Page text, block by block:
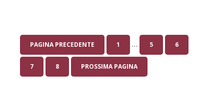
PAGINA PRECEDENTE
VAI
ALLA
PAGINA
1
Pagine
interim
omesse
…
VAI
ALLA
5
VAI
ALLA
6
VAI
ALLA
7
VAI
ALLA
8 PROSSIMA PAGINA